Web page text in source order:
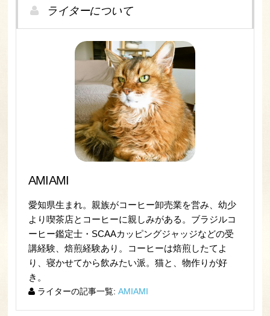
ライターについて
AMIAMI
愛知県生まれ。親族がコーヒー卸売業を営み、幼少
より喫茶店とコーヒーに親しみがある。ブラジルコ
ーヒー鑑定士・SCAAカッピングジャッジなどの受
講経験、焙煎経験あり。コーヒーは焙煎したてよ
り、寝かせてから飲みたい派。猫と、物作りが好
き。
ライターの記事一覧: AMIAMI